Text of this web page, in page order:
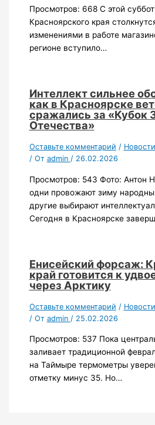
Просмотров: 668 С этой
Красноярского края
изменениями в работе
регионе вступило…
Интеллект сильнее
как в Красноярске
сражались за «Кубок
Отечества»
Оставьте комментарий /
/ От admin / 26.02.2026
Просмотров: 543 Фото: Антон
одни провожают зиму
другие выбирают
Сегодня в Красноярске
Енисейский форсаж:
край готовится к
через Арктику
Оставьте комментарий /
/ От admin / 25.02.2026
Просмотров: 537 Пока
заливает традиционной
на Таймыре термометры
отметку минус 35. Но…